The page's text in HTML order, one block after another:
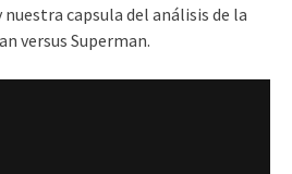
capsula del análisis de la
versus Superman.